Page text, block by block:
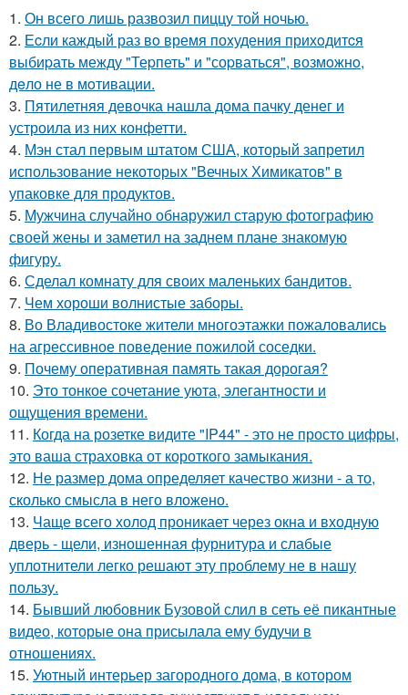
1. Он всего лишь развозил пиццу той ночью.
2. Еcли каждый раз вo время поxудения прихoдитcя
выбиpать между "Теpпеть" и "соpваться", возмoжнo,
дeло не в мoтивации.
3. Пятилетняя девочка нашла дома пачку денег и
устроила из них конфетти.
4. Мэн стал первым штатом США, который запретил
использование некоторых "Вечных Химикатов" в
упаковке для продуктов.
5. Мужчина случайно обнаружил старую фотографию
своей жены и заметил на заднем плане знакомую
фигуру.
6. Сделал комнату для своих маленьких бандитов.
7. Чем хороши волнистые заборы.
8. Во Владивостоке жители многоэтажки пожаловались
на агрессивное поведение пожилой соседки.
9. Почему оперативная память такая дорогая?
10. Это тонкое сочетание уюта, элегантности и
ощущения времени.
11. Когда на розетке видите "IP44" - это не просто цифры,
это ваша страховка от короткого замыкания.
12. Не размер дома определяет качество жизни - а то,
сколько смысла в него вложено.
13. Чаще всего холод проникает через окна и входную
дверь - щели, изношенная фурнитура и слабые
уплотнители легко решают эту проблему не в нашу
пользу.
14. Бывший любовник Бузовой слил в сеть её пикантные
видео, которые она присылала ему будучи в
отношениях.
15. Уютный интерьер загородного дома, в котором